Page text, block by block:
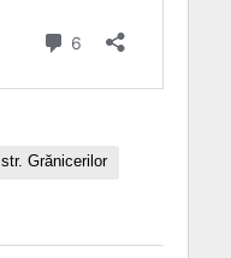
str. Grănicerilor